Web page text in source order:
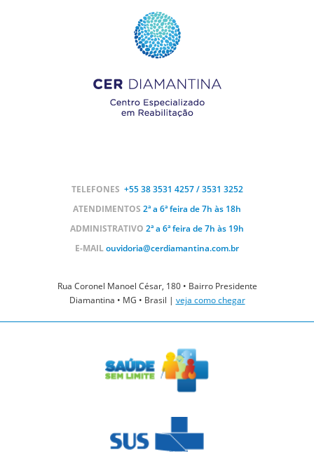
TELEFONES +55 383531 4257 / 3531 3252
ATENDIMENTOS 2ª a 6ª feira de 7h às 18h
ADMINISTRATIVO 2ª a 6ª feira de 7h às 19h
E-MAILouvidoria@cerdiamantina.com.br
Rua Coronel Manoel César, 180 • Bairro Presidente
Diamantina • MG • Brasil | veja como chegar